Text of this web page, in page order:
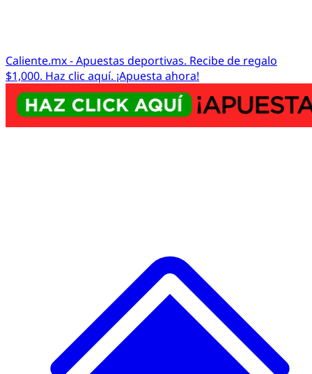
Caliente.mx - Apuestas deportivas. Recibe de regalo
$1,000. Haz clic aquí. ¡Apuesta ahora!